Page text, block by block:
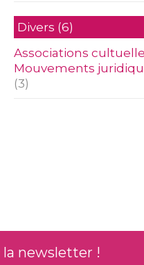
Divers (6)
Associations
Mouvements
(3)
la newsletter !